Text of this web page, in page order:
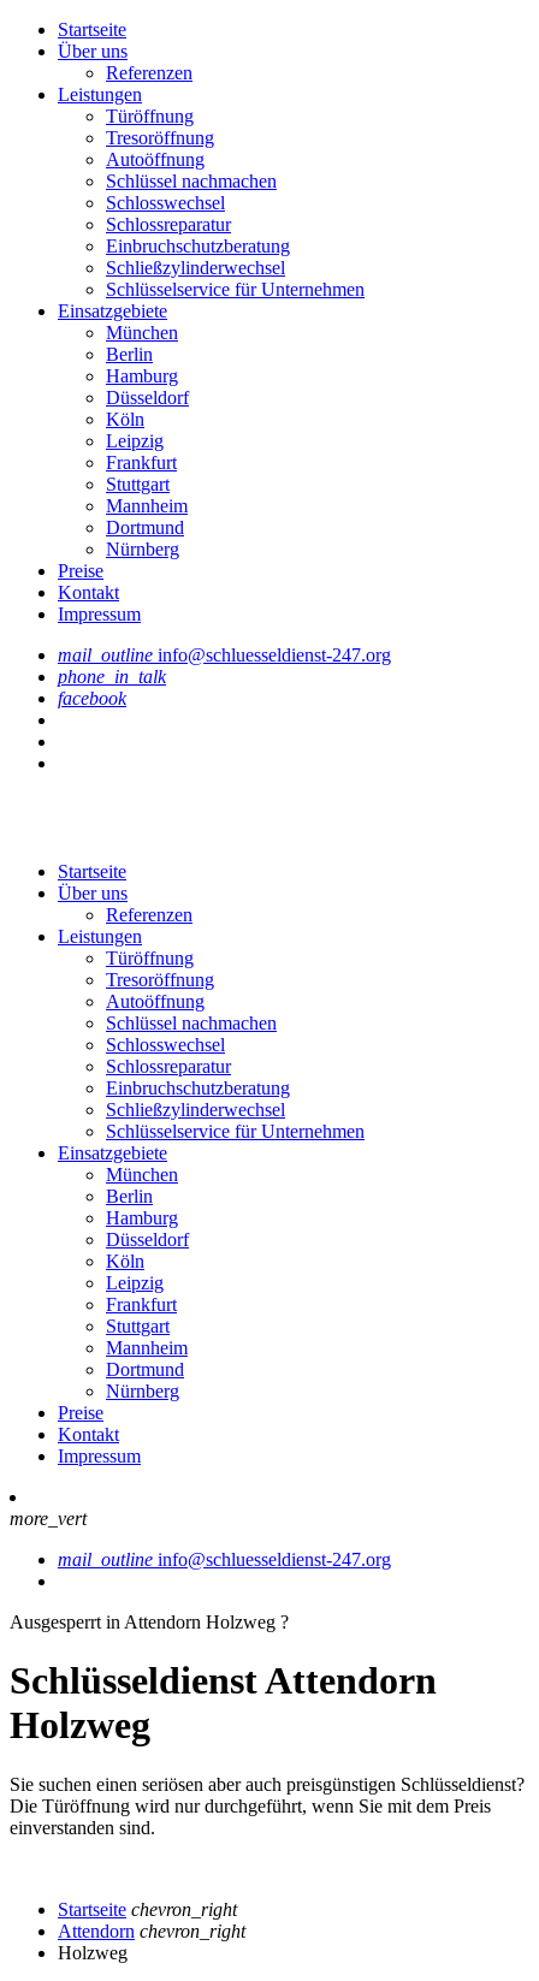
Startseite
Über uns
Referenzen
Leistungen
Türöffnung
Tresoröffnung
Аutoöffnung
Schlüssel nachmachen
Schlosswechsel
Schlossreparatur
Einbruchschutzberatung
Schließzylinderwechsel
Schlüsselservice für Unternehmen
Einsatzgebiete
München
Berlin
Hamburg
Düsseldorf
Köln
Leipzig
Frankfurt
Stuttgart
Mannheim
Dortmund
Nürnberg
Preise
Kontakt
Impressum
mail_outline info@schluesseldienst-247.org
phone_in_talk
facebook
Startseite
Über uns
Referenzen
Leistungen
Türöffnung
Tresoröffnung
Аutoöffnung
Schlüssel nachmachen
Schlosswechsel
Schlossreparatur
Einbruchschutzberatung
Schließzylinderwechsel
Schlüsselservice für Unternehmen
Einsatzgebiete
München
Berlin
Hamburg
Düsseldorf
Köln
Leipzig
Frankfurt
Stuttgart
Mannheim
Dortmund
Nürnberg
Preise
Kontakt
Impressum
more_vert
mail_outline info@schluesseldienst-247.org
Ausgesperrt in Attendorn Holzweg ?
Schlüsseldienst Attendorn
Holzweg
Sie suchen einen seriösen aber auch preisgünstigen Schlüsseldienst?
Die Türöffnung wird nur durchgeführt, wenn Sie mit dem Preis
einverstanden sind.
Startseite chevron_right
Attendorn chevron_right
Holzweg